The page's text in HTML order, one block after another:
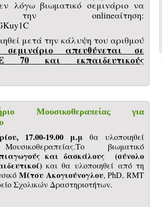
λόγω βιωματικό σεμινάριο να
την onlineαίτηση:
μετά την κάλυψη του αριθμού
απευθύνεται σε
70 και εκπαιδευτικούς
Μουσικοθεραπείας για
17.00-19.00 μ.μ θα υλοποιηθεί
Μουσικοθεραπείας.Το βιωματικό
και δασκάλους (σύνολο
και θα υλοποιηθεί από τη
Μίτσυ Ακογιούνογλου, PhD, RMT
Σχολικών Δραστηριοτήτων.